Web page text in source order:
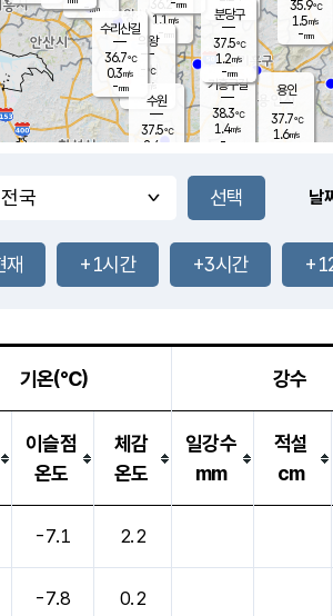
36.2℃
1.1m/s
- mm
-mm
용인
37.7℃
1.6m/s
35.9℃
1.5m/s
-mm
34.1
℃
37.6℃
1.6m/s
-mm
의왕
- ℃
m/s
mm
-mm
-mm
-mm
mm
기흥구갈
38.3℃
1.4m/s
-
수리산길
36.7℃
0.3m/s
-mm
분당구
37.5℃
1.2m/s
-mm
수원
37.5℃
2.4 m/s
날
재 +1시간 +3시간
기온(℃) 강수
이슬점
온도
체감
온도
일강수
mm
적설
cm
-7.1 2.2
-7.8 0.2